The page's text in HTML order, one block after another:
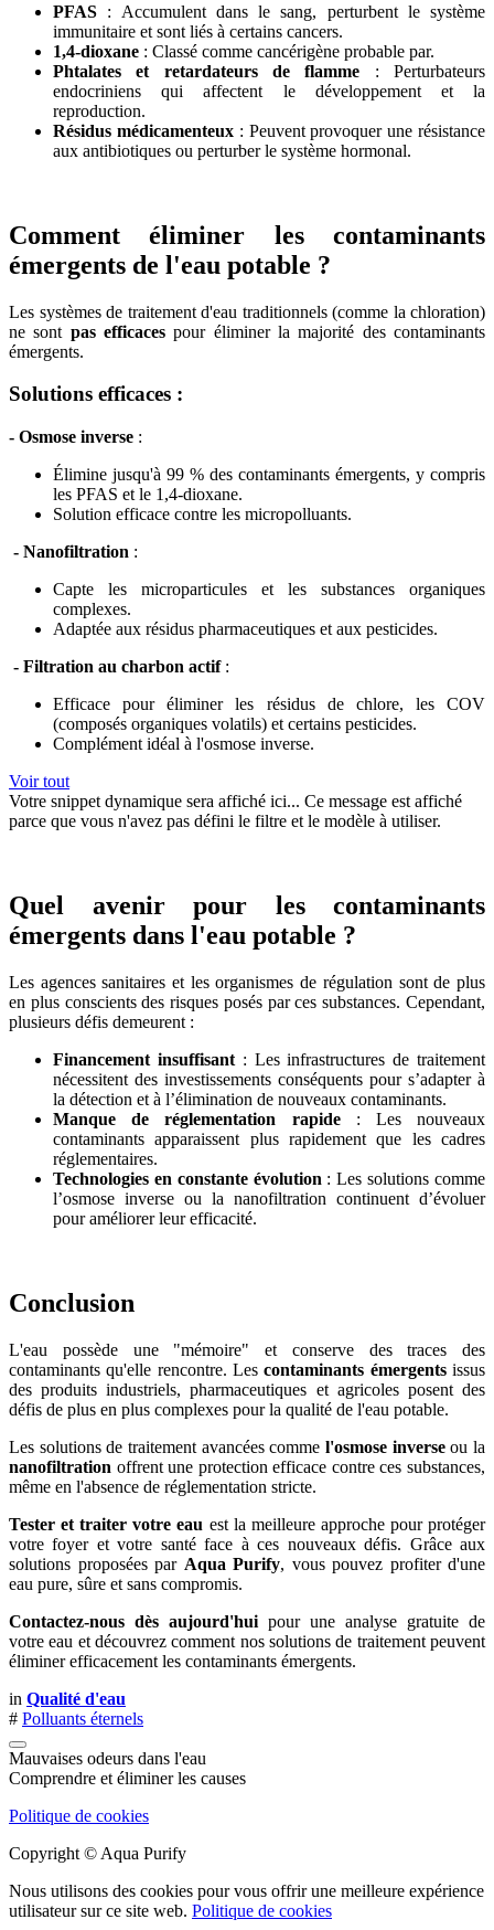
PFAS : Accumulent dans le sang, perturbent le système
immunitaire et sont liés à certains cancers.
1,4-dioxane : Classé comme cancérigène probable par.
Phtalates et retardateurs de flamme : Perturbateurs
endocriniens qui affectent le développement et la
reproduction.
Résidus médicamenteux: Peuvent provoquer une résistance
aux antibiotiques ou perturber le système hormonal.
Comment éliminer les contaminants
émergents de l'eau potable ?
Les systèmes de traitement d'eau traditionnels (comme la chloration)
ne sont pas efficaces pour éliminer la majorité des contaminants
émergents.
Solutions efficaces :
- Osmose inverse :
Élimine jusqu'à 99 % des contaminants émergents, y compris
les PFAS et le 1,4-dioxane.
Solution efficace contre les micropolluants.
- Nanofiltration :
Capte les microparticules et les substances organiques
complexes.
Adaptée aux résidus pharmaceutiques et aux pesticides.
- Filtration au charbon actif:
Efficace pour éliminer les résidus de chlore, les COV
(composés organiques volatils) et certains pesticides.
Complément idéal à l'osmose inverse.
Voir tout
Votre snippet dynamique sera affiché ici... Ce message est affiché
parce que vous n'avez pas défini le filtre et le modèle à utiliser.
Quel avenir pour les contaminants
émergents dans l'eau potable ?
Les agences sanitaires et les organismes de régulation sont de plus
en plus conscients des risques posés par ces substances. Cependant,
plusieurs défis demeurent :
Financement insuffisant: Les infrastructures de traitement
nécessitent des investissements conséquents pour s’adapter à
la détection et à l’élimination de nouveaux contaminants.
Manque de réglementation rapide: Les nouveaux
contaminants apparaissent plus rapidement que les cadres
réglementaires.
Technologies en constante évolution : Les solutions comme
l’osmose inverse ou la nanofiltration continuent d’évoluer
pour améliorer leur efficacité.
Conclusion
L'eau possède une "mémoire" et conserve des traces des
contaminants qu'elle rencontre. Lescontaminants émergentsissus
des produits industriels, pharmaceutiques et agricoles posent des
défis de plus en plus complexes pour la qualité de l'eau potable.
Les solutions de traitement avancées comme l'osmose inverseou la
nanofiltration offrent une protection efficace contre ces substances,
même en l'absence de réglementation stricte.
Tester et traiter votre eau est la meilleure approche pour protéger
votre foyer et votre santé face à ces nouveaux défis. Grâce aux
solutions proposées par Aqua Purify, vous pouvez profiter d'une
eau pure, sûre et sans compromis.
Contactez-nous dès aujourd'hui pour une analyse gratuite de
votre eau et découvrez comment nos solutions de traitement peuvent
éliminer efficacement les contaminants émergents.
in Qualité d'eau
# Polluants éternels
Mauvaises odeurs dans l'eau
Comprendre et éliminer les causes
Politique de cookies
Copyright © Aqua Purify
Nous utilisons des cookies pour vous offrir une meilleure expérience
utilisateur sur ce site web. Politique de cookies